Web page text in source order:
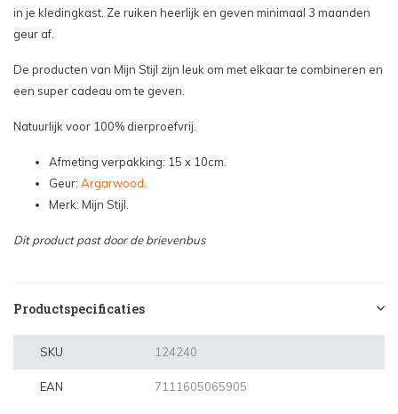
in je kledingkast. Ze ruiken heerlijk en geven minimaal 3 maanden
geur af.
De producten van Mijn Stijl zijn leuk om met elkaar te combineren en
een super cadeau om te geven.
Natuurlijk voor 100% dierproefvrij.
Afmeting verpakking: 15 x 10cm.
Geur: Argarwood.
Merk: Mijn Stijl.
Dit product past door de brievenbus
Productspecificaties
SKU 124240
EAN 7111605065905